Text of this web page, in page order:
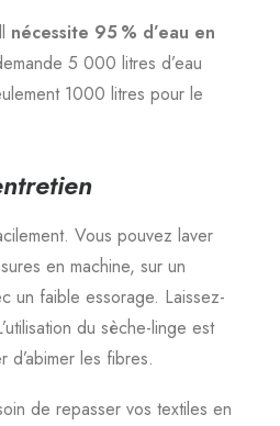
nécessite 95 % d’eau en
5 000 litres d’eau
1000 litres pour le
Vous pouvez laver
en machine, sur un
un faible essorage. Laissez-
du sèche-linge est
les fibres.
de repasser vos textiles en